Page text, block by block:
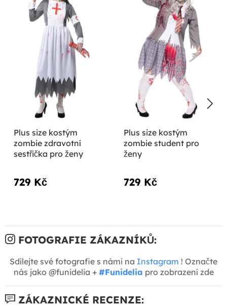
Plus size kostým
zombie zdravotní
sestřička pro ženy
729 Kč
Plus size kostým
zombie student pro
ženy
729 Kč
FOTOGRAFIE ZÁKAZNÍKŮ:
Sdílejte své fotografie s námi na Instagram ! Označte
nás jako @funidelia + #Funidelia pro zobrazení zde
ZÁKAZNICKÉ RECENZE: